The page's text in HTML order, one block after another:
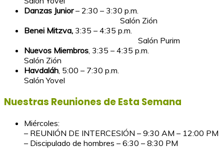
Danzas Junior– 2:30 – 3:30 p.m.
Salón Zión
Benei Mitzva, 3:35 – 4:35 p.m.
Salón Purim
Nuevos Miembros , 3:35 – 4:35 p.m.
Salón Zión
Havdaláh , 5:00 – 7:30 p.m.
Salón Yovel
Nuestras Reuniones de Esta Semana
Miércoles:
– REUNIÓN DE INTERCESIÓN – 9:30 AM – 12:00 PM
– Discipulado de hombres – 6:30 – 8:30 PM